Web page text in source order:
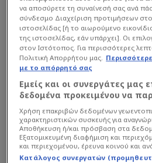
Χοσέ Λουίς Μεντιλίμπαρ
αποστολή τόσο τον
τον Σαντιάγκο Έσε και
αν μπορεί να τους
αρχικό σχήμα, με τον
υποστεί προ ημερών
Αργεντίνος να
χτύπημα στον μηρό.
Διαβάστε επίσης...
να αποσύρετε τη συναίνεσή σας ανά
σύνδεσμο Διαχείριση προτιμήσεων
ιστοσελίδας [ή το αιωρούμενο
της ιστοσελίδας, εάν υπάρχει]. Οι
στον Ιστότοπος. Για περισσότερες
Πολιτική Απορρήτου μας.
με το απόρρητό σας
Εμείς και οι συνεργάτες μας
δεδομένα προκειμένου να
Χρήση επακριβών δεδομένων
χαρακτηριστικών συσκευής για
Αποθήκευση ή/και πρόσβαση στα
Εξατομικευμένη διαφήμιση και
και περιεχομένου, έρευνα κοινού και
Κατάλογος συνεργατών